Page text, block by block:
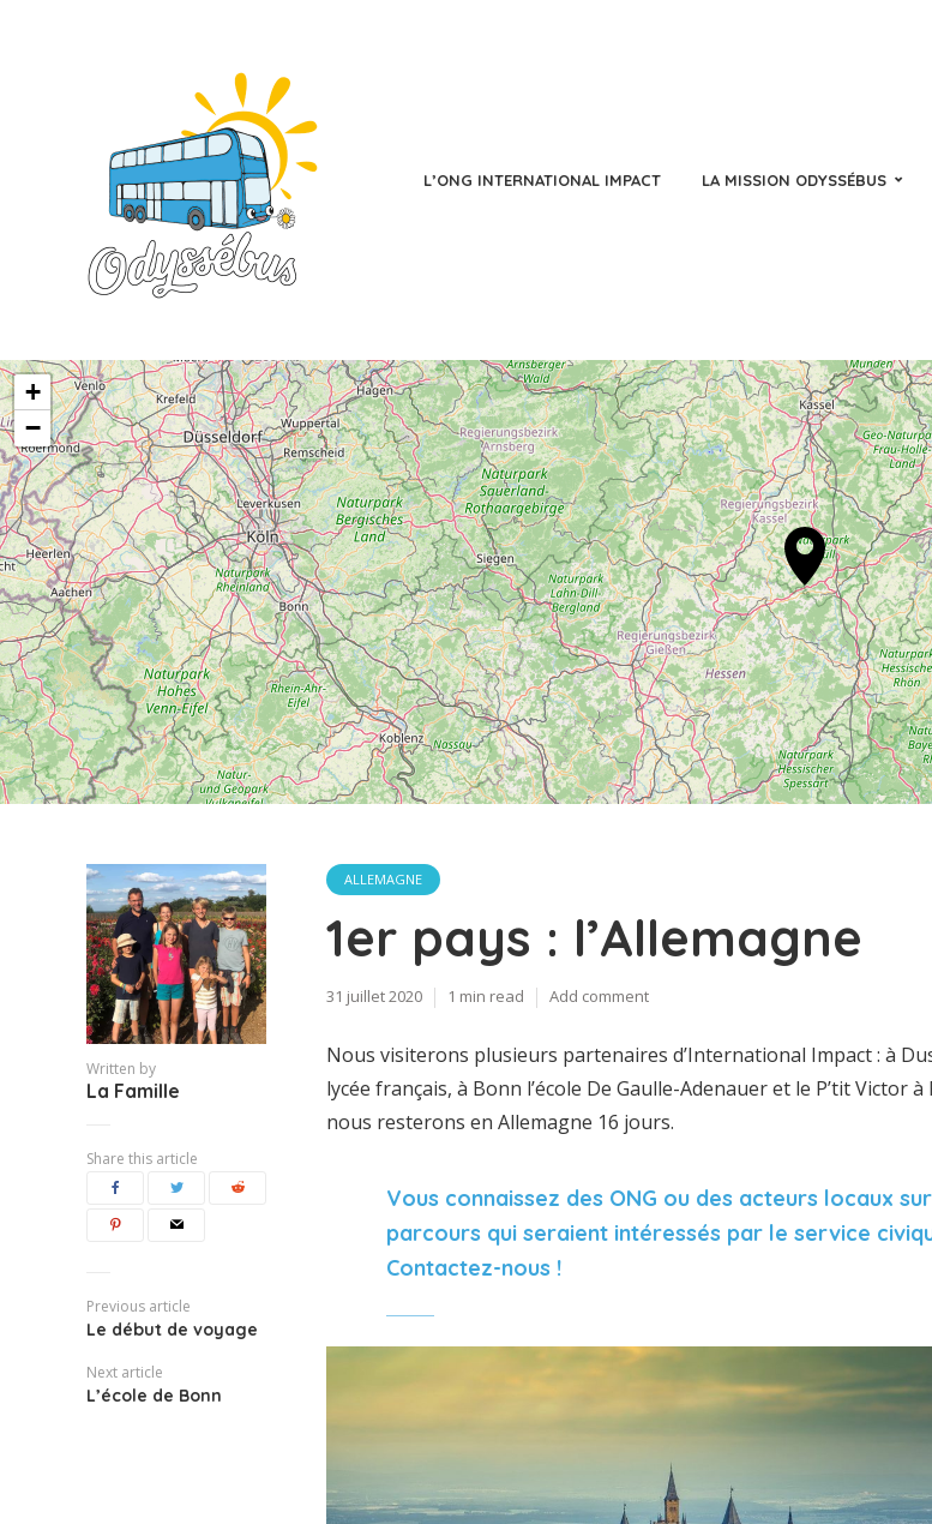
L’ONG INTERNATIONAL IMPACT LA MISSION ODYSSÉBUS
+
−
Written by
La Famille
Share this article
Previous article
Le début de voyage
Next article
L’école de Bonn
ALLEMAGNE
1er pays : l’Allemagne
31 juillet 2020 1 min read Add comment
Nous visiterons plusieurs partenaires d’International Impact : à
lycée français, à Bonn l’école De Gaulle-Adenauer et le P’tit Victor
nous resterons en Allemagne 16 jours.
Vous connaissez des ONG ou des acteurs locaux
parcours qui seraient intéressés par le service
Contactez-nous !